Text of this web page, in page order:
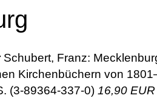
Schubert, Franz:
Kirchenbüchern von
(3-89364-337-0) 16,90 EUR